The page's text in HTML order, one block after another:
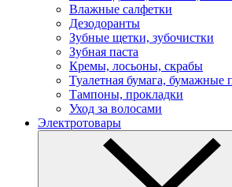
Влажные салфетки
Дезодоранты
Зубные щетки, зубочистки
Зубная паста
Кремы, лосьоны, скрабы
Туалетная бумага, бумажные
Тампоны, прокладки
Уход за волосами
Электротовары